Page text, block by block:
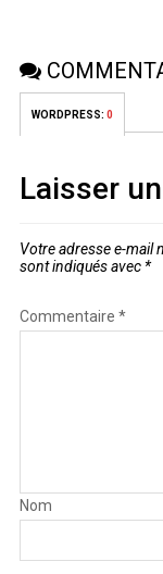
WORDPRESS: 0
Laisser
Votre adresse e-mail
sont indiqués avec *
Commentaire *
Nom